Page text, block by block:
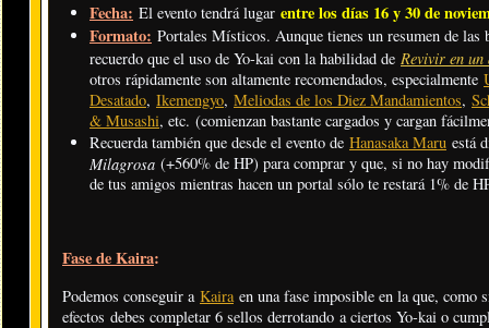
Fecha: El evento tendrá lugar entre los días 16 y 30 de
Formato: Portales Místicos. Aunque tienes un resumen de las
recuerdo que el uso de Yo-kai con la habilidad de Revivir en un
otros rápidamente son altamente recomendados, especialmente
Desatado, Ikemengyo, Meliodas de los Diez Mandamientos,
& Musashi, etc. (comienzan bastante cargados y cargan
Recuerda también que desde el evento de Hanasaka Maru está
Milagrosa (+560% de HP) para comprar y que, si no hay
de tus amigos mientras hacen un portal sólo te restará 1% de
Fase de Kaira:
Podemos conseguir a Kaira en una fase imposible en la que, como
efectos debes completar 6 sellos derrotando a ciertos Yo-kai o